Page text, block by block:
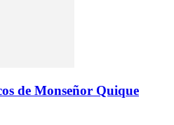
de Monseñor Quique